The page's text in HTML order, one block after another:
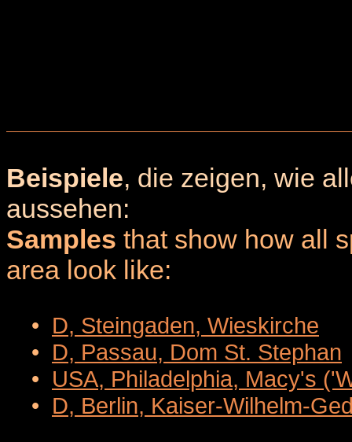
Beispiele, die zeigen, wie
aussehen:
Samples that show how all
area look like:
• D, Steingaden, Wieskirche
• D, Passau, Dom St. Stephan
• USA, Philadelphia, Macy's
• D, Berlin, Kaiser-Wilhelm-